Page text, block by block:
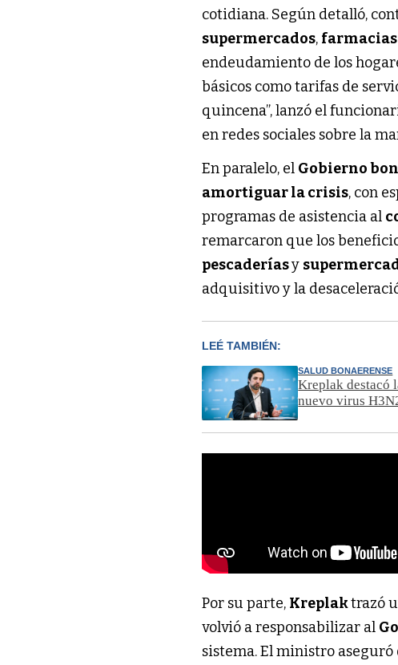
cotidiana. Según detalló,
supermercados,
endeudamiento de los
básicos como tarifas de
quincena”, lanzó el
en redes sociales sobre la
En paralelo, el Gobierno
amortiguar la crisis, con
programas de asistencia al
remarcaron que los
pescaderíasy
adquisitivo y la
LEÉ TAMBIÉN:
SALUD BONAERENSE
Kreplak destacó
nuevo virus
Por su parte, Kreplaktrazó
volvió a responsabilizar al
sistema. El ministro